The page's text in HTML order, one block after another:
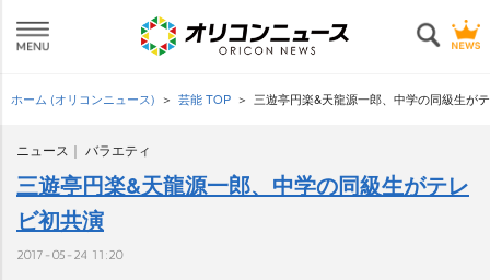
ホーム (オリコンニュース) 芸能 TOP 三遊亭円楽&天龍源一郎、中学の同級生が
ニュース バラエティ
三遊亭円楽&天龍源一郎、中学の同級生がテレ
ビ初共演
2017-05-24 11:20